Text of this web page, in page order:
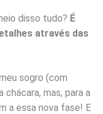
disso tudo? É
através das
sogro (com
chácara, mas, para a
a essa nova fase! E